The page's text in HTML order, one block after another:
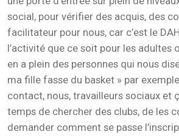
social, pour vérifier des acquis, des
facilitateur pour nous, car c’est le
l’activité que ce soit pour les adultes
en a plein des personnes qui nous
ma fille fasse du basket » par
contact, nous, travailleurs sociaux et
temps de chercher des clubs, de les
demander comment se passe